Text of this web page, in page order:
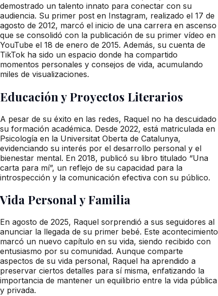
demostrado un talento innato para conectar con su
audiencia. Su primer post en Instagram, realizado el 17 de
agosto de 2012, marcó el inicio de una carrera en ascenso
que se consolidó con la publicación de su primer vídeo en
YouTube el 18 de enero de 2015. Además, su cuenta de
TikTok ha sido un espacio donde ha compartido
momentos personales y consejos de vida, acumulando
miles de visualizaciones.
Educación y Proyectos Literarios
A pesar de su éxito en las redes, Raquel no ha descuidado
su formación académica. Desde 2022, está matriculada en
Psicología en la Universitat Oberta de Catalunya,
evidenciando su interés por el desarrollo personal y el
bienestar mental. En 2018, publicó su libro titulado “Una
carta para mí”, un reflejo de su capacidad para la
introspección y la comunicación efectiva con su público.
Vida Personal y Familia
En agosto de 2025, Raquel sorprendió a sus seguidores al
anunciar la llegada de su primer bebé. Este acontecimiento
marcó un nuevo capítulo en su vida, siendo recibido con
entusiasmo por su comunidad. Aunque comparte
aspectos de su vida personal, Raquel ha aprendido a
preservar ciertos detalles para sí misma, enfatizando la
importancia de mantener un equilibrio entre la vida pública
y privada.